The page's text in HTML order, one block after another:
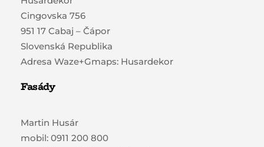
Cingovska 756
951 17 Cabaj – Čápor
Slovenská Republika
Adresa Waze+Gmaps: Husardekor
Fasády
Martin Husár
mobil: 0911 200 800